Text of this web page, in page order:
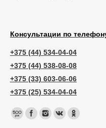
Консультации по
+375 (44) 534-04-04
+375 (44) 538-08-08
+375 (33) 603-06-06
+375 (25) 534-04-04